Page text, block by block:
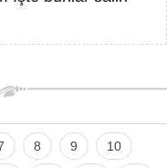
8 9 10